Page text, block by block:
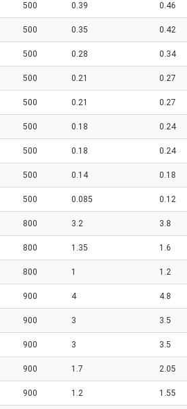
500 0.39 0.46
500 0.35 0.42
500 0.28 0.34
500 0.21 0.27
500 0.21 0.27
500 0.18 0.24
500 0.18 0.24
500 0.14 0.18
500 0.085 0.12
800 3.2 3.8
800 1.35 1.6
800 1 1.2
900 4 4.8
900 3 3.5
900 3 3.5
900 1.7 2.05
900 1.2 1.55